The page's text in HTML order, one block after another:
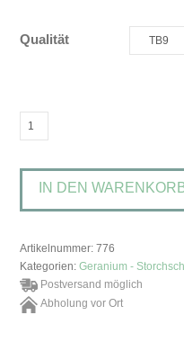
Qualität
Geranium
cantabrigiense
Ola'Storchschnabel
IN DEN
Artikelnummer:776
Kategorien:Geranium -
Postversand möglich
Abholung vor Ort